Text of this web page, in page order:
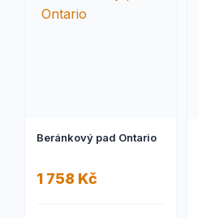
Beránkový pad Ontario
1 758 Kč